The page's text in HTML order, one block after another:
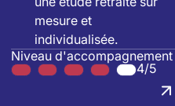
mesure et
individualisée.
Niveau d'accompagnement
4/5